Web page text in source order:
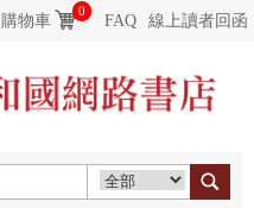
購物車
0
FAQ 線上讀者回函